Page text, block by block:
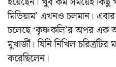
মিডিয়াম’ এখনও চলমান।
চলেছে ‘কৃষ্ণকলি’র অপর এক
মুখার্জী। যিনি নিখিল
করেছিলেন।